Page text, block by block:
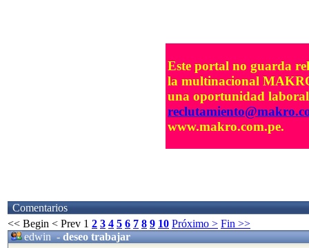
Este portal no guarda
la multinacional
una oportunidad
www.makro.com.pe.
Comentarios
<< Begin < Prev 1 2 3 4 5 6 7 8 9 10 Próximo > Fin >>
edwin-deseo trabajar